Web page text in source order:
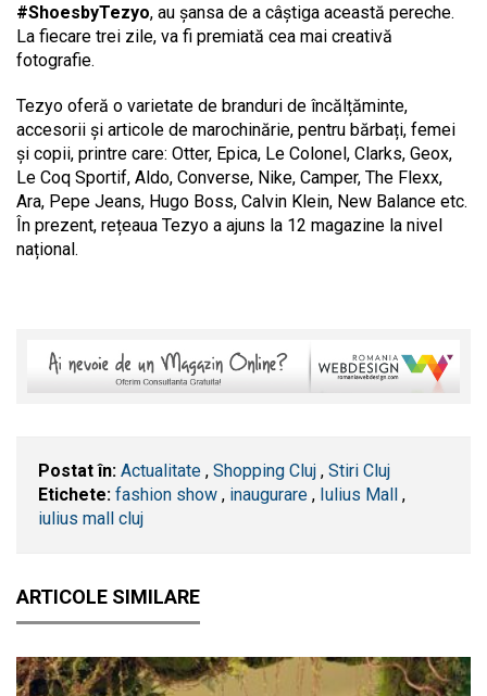
#ShoesbyTezyo, au șansa de a câștiga această pereche.
La fiecare trei zile, va fi premiată cea mai creativă
fotografie.
Tezyo oferă o varietate de branduri de încălțăminte,
accesorii și articole de marochinărie, pentru bărbați, femei
și copii, printre care: Otter, Epica, Le Colonel, Clarks, Geox,
Le Coq Sportif, Aldo, Converse, Nike, Camper, The Flexx,
Ara, Pepe Jeans, Hugo Boss, Calvin Klein, New Balance etc.
În prezent, rețeaua Tezyo a ajuns la 12 magazine la nivel
național.
Postat în: Actualitate , Shopping Cluj , Stiri Cluj
Etichete: fashion show , inaugurare , Iulius Mall ,
iulius mall cluj
ARTICOLE SIMILARE